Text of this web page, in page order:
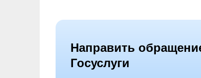
Направить
Госуслуги